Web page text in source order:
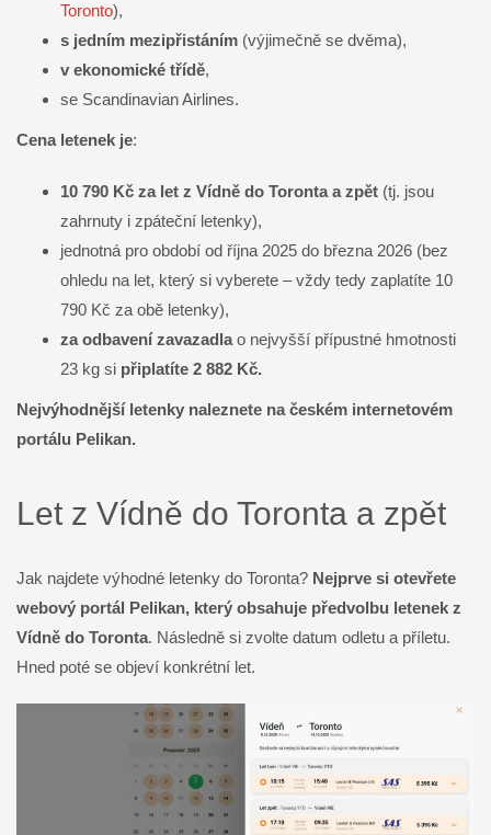
Toronto),
s jedním mezipřistáním (výjimečně se dvěma),
v ekonomické třídě,
se Scandinavian Airlines.
Cena letenek je:
10 790 Kč za let z Vídně do Toronta a zpět (tj. jsou
zahrnuty i zpáteční letenky),
jednotná pro období od října 2025 do března 2026 (bez
ohledu na let, který si vyberete – vždy tedy zaplatíte 10
790 Kč za obě letenky),
za odbavení zavazadlao nejvyšší přípustné hmotnosti
23 kg si připlatíte 2 882 Kč.
Nejvýhodnější letenky naleznete na českém internetovém
portálu Pelikan.
Let z Vídně do Toronta a zpět
Jak najdete výhodné letenky do Toronta? Nejprve si otevřete
webový portál Pelikan, který obsahuje předvolbu letenek z
Vídně do Toronta. Následně si zvolte datum odletu a příletu.
Hned poté se objeví konkrétní let.